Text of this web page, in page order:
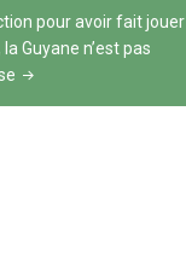
pour avoir fait jouer
Guyane n’est pas